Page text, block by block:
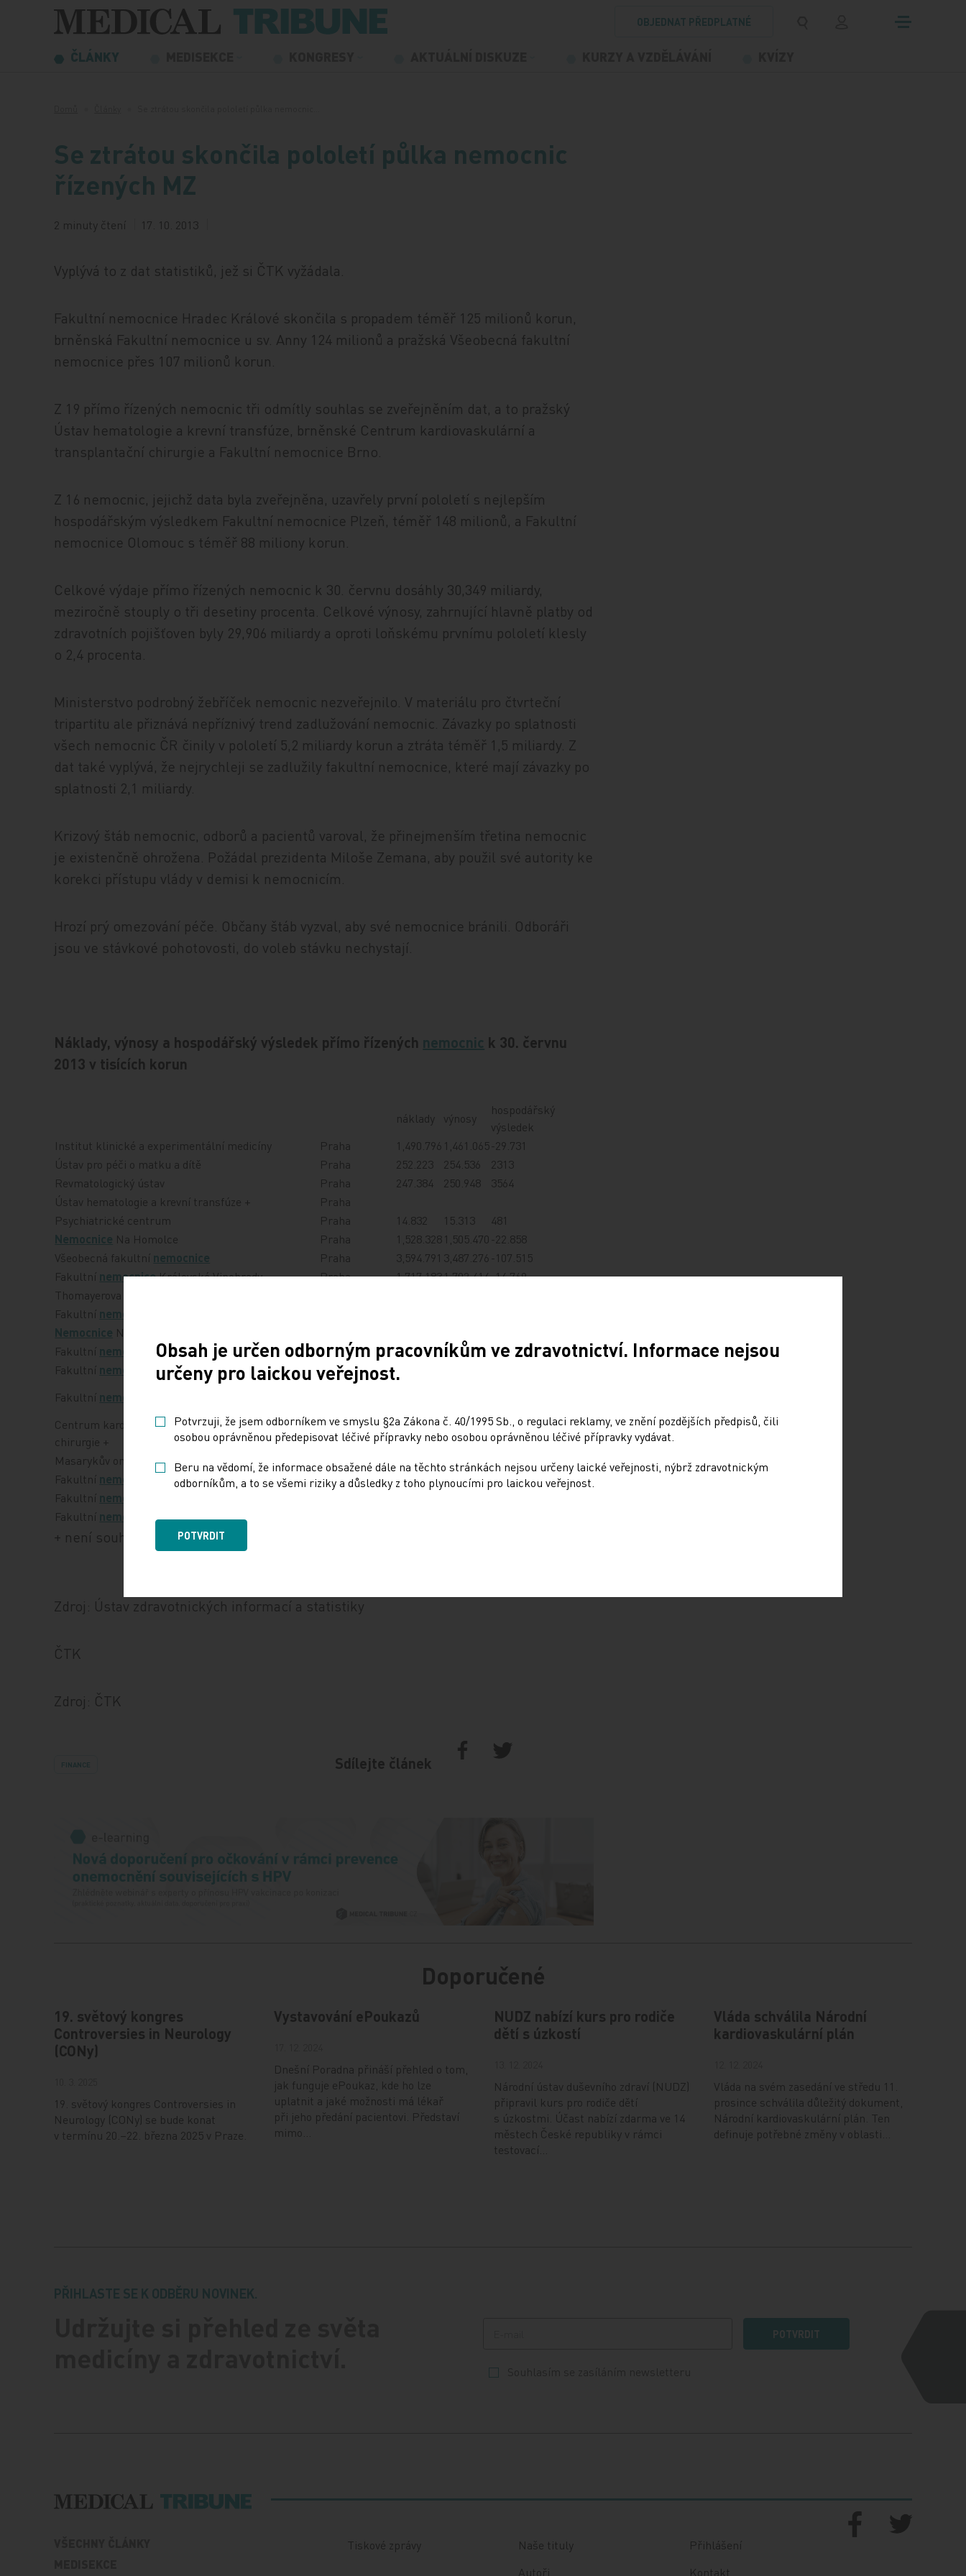
Přeskočit na obsah
OBJEDNAT PŘEDPLATNÉ
ČLÁNKY
Se ztrátou skončila pololetí půlka nemocnic
řízených MZ
2 minuty čtení 17. 10. 2013
Vyplývá to z dat statistiků, jež si ČTK vyžádala.
Fakultní nemocnice Hradec Králové skončila s propadem téměř 125 milionů korun,
brněnská Fakultní nemocnice u sv. Anny 124 milionů a pražská Všeobecná fakultní
nemocnice přes 107 milionů korun.
Z 19 přímo řízených nemocnic tři odmítly souhlas se zveřejněním dat, a to pražský
Ústav hematologie a krevní transfúze, brněnské Centrum kardiovaskulární a
transplantační chirurgie a Fakultní nemocnice Brno.
Z 16 nemocnic, jejichž data byla zveřejněna, uzavřely první pololetí s nejlepším
hospodářským výsledkem Fakultní nemocnice Plzeň, téměř 148 milionů, a Fakultní
nemocnice Olomouc s téměř 88 miliony korun.
Celkové výdaje přímo řízených nemocnic k 30. červnu dosáhly 30,349 miliardy,
meziročně stouply o tři desetiny procenta. Celkové výnosy, zahrnující hlavně platby od
zdravotních pojišťoven byly 29,906 miliardy a oproti loňskému prvnímu pololetí klesly
o 2,4 procenta.
Ministerstvo podrobný žebříček nemocnic nezveřejnilo. V materiálu pro čtvrteční
tripartitu ale přiznává nepříznivý trend zadlužování nemocnic. Závazky po splatnosti
všech nemocnic ČR činily v pololetí 5,2 miliardy korun a ztráta téměř 1,5 miliardy. Z
dat také vyplývá, že nejrychleji se zadlužily fakultní nemocnice, které mají závazky po
splatnosti 2,1 miliardy.
Krizový štáb nemocnic, odborů a pacientů varoval, že přinejmenším třetina nemocnic
je existenčně ohrožena. Požádal prezidenta Miloše Zemana, aby použil své autority ke
korekci přístupu vlády v demisi k nemocnicím.
Hrozí prý omezování péče. Občany štáb vyzval, aby své nemocnice bránili. Odboráři
jsou ve stávkové pohotovosti, do voleb stávku nechystají.
Náklady, výnosy a hospodářský výsledek přímo řízených nemocnic k 30. červnu
2013 v tisících korun
náklady výnosy
hospodářský
výsledek
Institut klinické a experimentální medicíny
Praha 1,490.796 1,461.065-29.731
Ústav pro péči o matku a dítě
Praha 252.223 254.536
2313
Revmatologický ústav
Praha 247.384 250.948
3564
Ústav hematologie a krevní transfúze +
Praha
Psychiatrické centrum
Praha 14.832 15.313
481
Nemocnice Na Homolce Praha 1,528.328 1,505.470-22.858
Všeobecná fakultní nemocnice Praha 3,594.791 3,487.276-107.515
Fakultní nemocniceKrálovské Vinohrady Praha 1,717.1831,702.414-14.769
Thomayerova
Fakultní nemocnice
Nemocnice Na Bulovce
Fakultní nemocnice Olomouc Olomouc 2,080.3962,167.944 87.548
Fakultní nemocnice u sv. Anny Brno
Fakultní nemocnice
Hradec
Centrum kardiovaskulární a transplantační
chirurgie +
Brno
Masarykův onkologický ústav
Brno 733.869 749.325
15.465
Fakultní nemocnice Plzeň Plzeň 2,563.3132,710.863147.550
Fakultní nemocnice
Fakultní nemocniceBrno+
+ není souhlas s poskytnutím dat
Zdroj: Ústav zdravotnických informací a statistiky
ČTK
Zdroj: ČTK
FINANCE Sdílejte článek
Doporučené
19. světový kongres
Controversies in Neurology
(CONy)
19. světový kongres Controversies in
Neurology (CONy) se bude konat
v termínu 20.–22. března 2025 v Praze.
Vystavování ePoukazů
Dnešní Poradna přináší přehled o tom,
jak funguje ePoukaz, kde ho lze
uplatnit a jaké možnosti má lékař
při jeho předání pacientovi. Představí
mimo…
NUDZ nabízí kurs pro rodiče
dětí s úzkostí
Národní ústav duševního zdraví (NUDZ)
připravil kurs pro rodiče dětí
s úzkostmi. Účast nabízí zdarma ve 14
městech České republiky v rámci
testovací…
Vláda schválila Národní
kardiovaskulární plán
Vláda na svém zasedání ve středu 11.
prosince schválila důležitý dokument,
Národní kardiovaskulární plán. Ten
definuje potřebné změny v oblasti…
PŘIHLASTE SE K ODBĚRU NOVINEK.
POTVRDIT
Tiskové zprávy
Naše tituly
Autoři
Přihlášení
Kontakt
Obsah je určen odborným pracovníkům ve zdravotnictví. Informace nejsou
určeny pro laickou veřejnost.
Potvrzuji, že jsem odborníkem ve smyslu §2a Zákona č. 40/1995 Sb., o regulaci reklamy, ve znění pozdějších předpisů, čili
osobou oprávněnou předepisovat léčivé přípravky nebo osobou oprávněnou léčivé přípravky vydávat.
Beru na vědomí, že informace obsažené dále na těchto stránkách nejsou určeny laické veřejnosti, nýbrž zdravotnickým
odborníkům, a to se všemi riziky a důsledky z toho plynoucími pro laickou veřejnost.
POTVRDIT